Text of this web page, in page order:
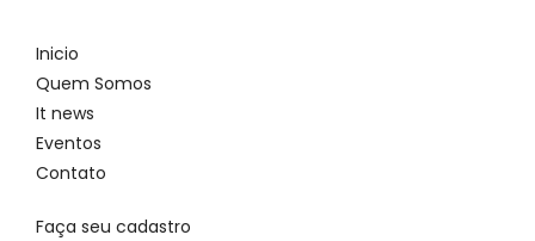
Inicio
Quem Somos
It news
Eventos
Contato
Faça seu cadastro